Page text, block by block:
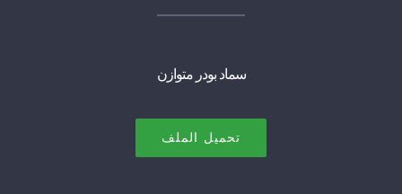
سماد بودر متوازن
تحميل الملف